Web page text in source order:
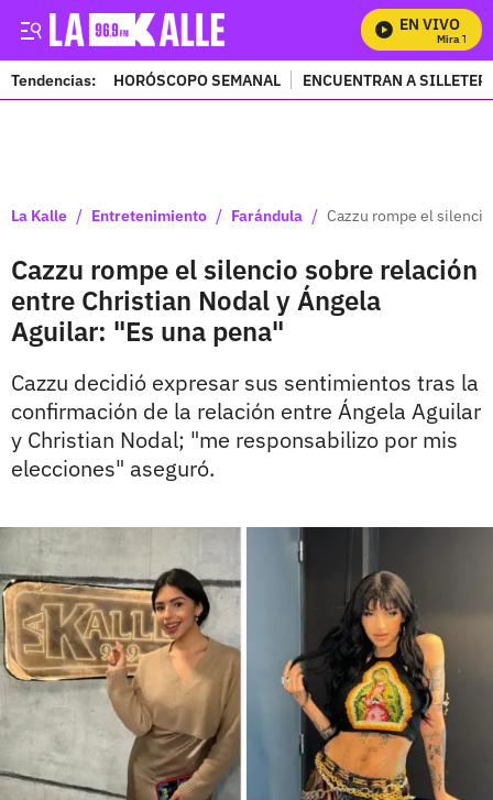
EN VIVO
Mira Todos
Tendencias: HORÓSCOPO SEMANAL ENCUENTRAN A
La Kalle / Entretenimiento / Farándula / Cazzu rompe el
Cazzu rompe el silencio sobre relación
entre Christian Nodal y Ángela
Aguilar: "Es una pena"
Cazzu decidió expresar sus sentimientos tras la
confirmación de la relación entre Ángela Aguilar
y Christian Nodal; "me responsabilizo por mis
elecciones" aseguró.